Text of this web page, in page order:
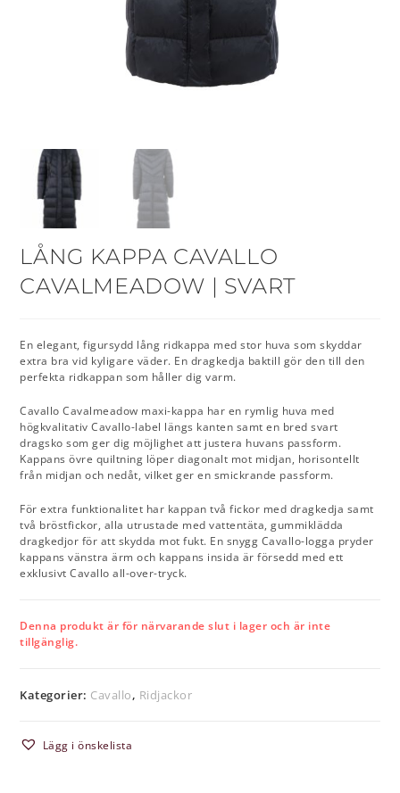
LÅNG KAPPA CAVALLO
CAVALMEADOW | SVART
En elegant, figursydd lång ridkappa med stor huva som skyddar
extra bra vid kyligare väder. En dragkedja baktill gör den till den
perfekta ridkappan som håller dig varm.
Cavallo Cavalmeadow maxi-kappa har en rymlig huva med
högkvalitativ Cavallo-label längs kanten samt en bred svart
dragsko som ger dig möjlighet att justera huvans passform.
Kappans övre quiltning löper diagonalt mot midjan, horisontellt
från midjan och nedåt, vilket ger en smickrande passform.
För extra funktionalitet har kappan två fickor med dragkedja samt
två bröstfickor, alla utrustade med vattentäta, gummiklädda
dragkedjor för att skydda mot fukt. En snygg Cavallo-logga pryder
kappans vänstra ärm och kappans insida är försedd med ett
exklusivt Cavallo all-over-tryck.
Denna produkt är för närvarande slut i lager och är inte
tillgänglig.
Kategorier: Cavallo, Ridjackor
Lägg i önskelista